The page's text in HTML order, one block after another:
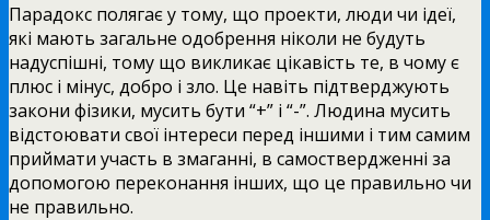
Парадокс полягає у тому, що проекти, люди чи ідеї,
які мають загальне одобрення ніколи не будуть
надуспішні, тому що викликає цікавість те, в чому є
плюс і мінус, добро і зло. Це навіть підтверджують
закони фізики, мусить бути “+” і “-”. Людина мусить
відстоювати свої інтереси перед іншими і тим самим
приймати участь в змаганні, в самоствердженні за
допомогою переконання інших, що це правильно чи
не правильно.